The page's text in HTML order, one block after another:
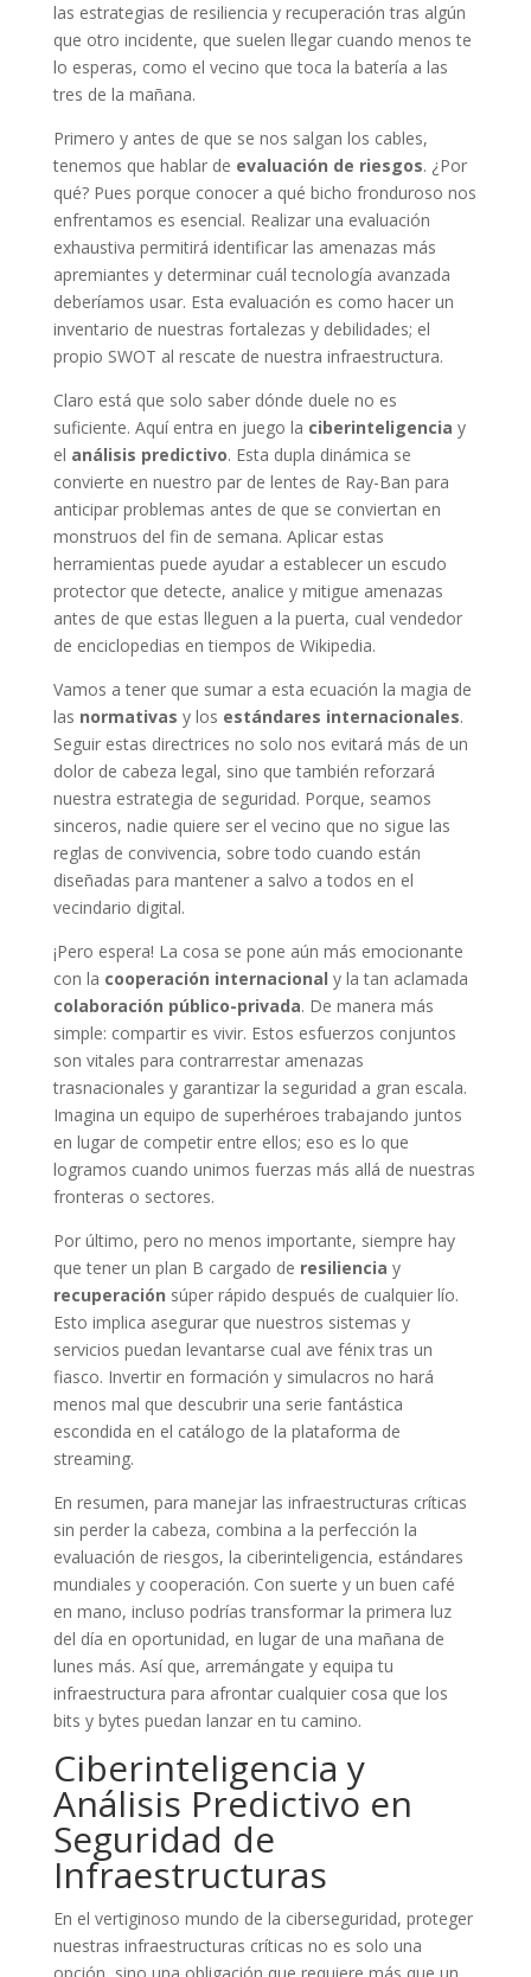
las estrategias de resiliencia y recuperación tras algún
que otro incidente, que suelen llegar cuando menos te
lo esperas, como el vecino que toca la batería a las
tres de la mañana.
Primero y antes de que se nos salgan los cables,
tenemos que hablar de evaluación de riesgos. ¿Por
qué? Pues porque conocer a qué bicho fronduroso nos
enfrentamos es esencial. Realizar una evaluación
exhaustiva permitirá identificar las amenazas más
apremiantes y determinar cuál tecnología avanzada
deberíamos usar. Esta evaluación es como hacer un
inventario de nuestras fortalezas y debilidades; el
propio SWOT al rescate de nuestra infraestructura.
Claro está que solo saber dónde duele no es
suficiente. Aquí entra en juego la ciberinteligencia y
el análisis predictivo. Esta dupla dinámica se
convierte en nuestro par de lentes de Ray-Ban para
anticipar problemas antes de que se conviertan en
monstruos del fin de semana. Aplicar estas
herramientas puede ayudar a establecer un escudo
protector que detecte, analice y mitigue amenazas
antes de que estas lleguen a la puerta, cual vendedor
de enciclopedias en tiempos de Wikipedia.
Vamos a tener que sumar a esta ecuación la magia de
las normativas y los estándares internacionales.
Seguir estas directrices no solo nos evitará más de un
dolor de cabeza legal, sino que también reforzará
nuestra estrategia de seguridad. Porque, seamos
sinceros, nadie quiere ser el vecino que no sigue las
reglas de convivencia, sobre todo cuando están
diseñadas para mantener a salvo a todos en el
vecindario digital.
¡Pero espera! La cosa se pone aún más emocionante
con la cooperación internacional y la tan aclamada
colaboración público-privada. De manera más
simple: compartir es vivir. Estos esfuerzos conjuntos
son vitales para contrarrestar amenazas
trasnacionales y garantizar la seguridad a gran escala.
Imagina un equipo de superhéroes trabajando juntos
en lugar de competir entre ellos; eso es lo que
logramos cuando unimos fuerzas más allá de nuestras
fronteras o sectores.
Por último, pero no menos importante, siempre hay
que tener un plan B cargado de resiliencia y
recuperación súper rápido después de cualquier lío.
Esto implica asegurar que nuestros sistemas y
servicios puedan levantarse cual ave fénix tras un
fiasco. Invertir en formación y simulacros no hará
menos mal que descubrir una serie fantástica
escondida en el catálogo de la plataforma de
streaming.
En resumen, para manejar las infraestructuras críticas
sin perder la cabeza, combina a la perfección la
evaluación de riesgos, la ciberinteligencia, estándares
mundiales y cooperación. Con suerte y un buen café
en mano, incluso podrías transformar la primera luz
del día en oportunidad, en lugar de una mañana de
lunes más. Así que, arremángate y equipa tu
infraestructura para afrontar cualquier cosa que los
bits y bytes puedan lanzar en tu camino.
Ciberinteligencia y
Análisis Predictivo en
Seguridad de
Infraestructuras
En el vertiginoso mundo de la ciberseguridad, proteger
nuestras infraestructuras críticas no es solo una